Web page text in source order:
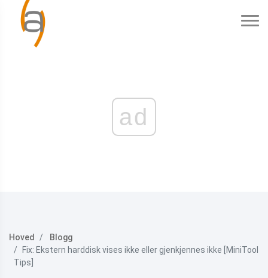
ad
Hoved
Blogg
Fix: Ekstern harddisk vises ikke eller gjenkjennes ikke [MiniTool
Tips]